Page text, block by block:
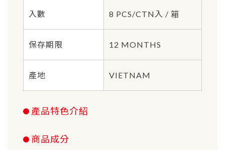
入數 8 PCS/CTN入 / 箱
保存期限 12 MONTHS
產地 VIETNAM
產品特色介紹
商品成分